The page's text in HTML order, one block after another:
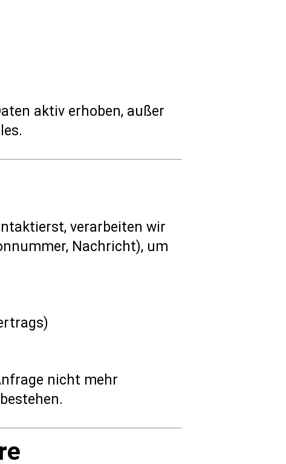
aktiv erhoben, außer
verarbeiten wir
Nachricht), um
nicht mehr